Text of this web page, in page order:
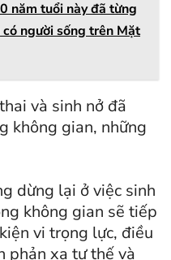
năm tuổi này đã từng
người sống trên Mặt
và sinh nở đã
không gian, những
dừng lại ở việc sinh
không gian sẽ tiếp
vi trọng lực, điều
phản xạ tư thế và